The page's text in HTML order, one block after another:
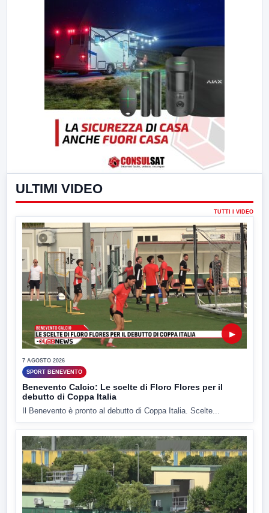
ULTIMI VIDEO
TUTTI I VIDEO
▶
7 AGOSTO 2026
SPORT BENEVENTO
Benevento Calcio: Le scelte di Floro Flores per il
debutto di Coppa Italia
Il Benevento è pronto al debutto di Coppa Italia. Scelte...